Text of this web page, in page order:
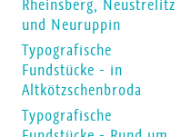
Rheinsberg, Neustrelitz
und Neuruppin
Typografische
Fundstücke - in
Altkötzschenbroda
Typografische